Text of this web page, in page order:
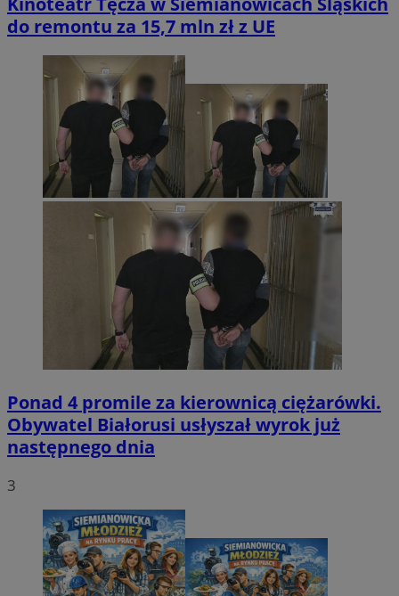
do remontu za 15,7 mln zł z UE
Ponad 4 promile za kierownicą ciężarówki.
Obywatel Białorusi usłyszał wyrok już
następnego dnia
3